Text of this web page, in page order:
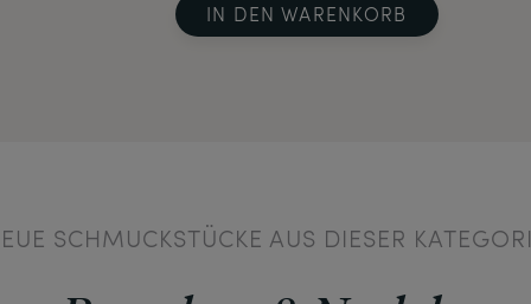
IN DEN WARENKORB
SCHMUCKSTÜCKE AUS DIESER